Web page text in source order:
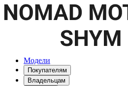
Модели
Покупателям
Владельцам